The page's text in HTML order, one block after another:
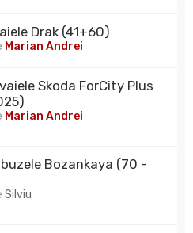
Drak (41+60)
Marian Andrei
Skoda ForCity Plus
Marian Andrei
Bozankaya (70 -
Silviu